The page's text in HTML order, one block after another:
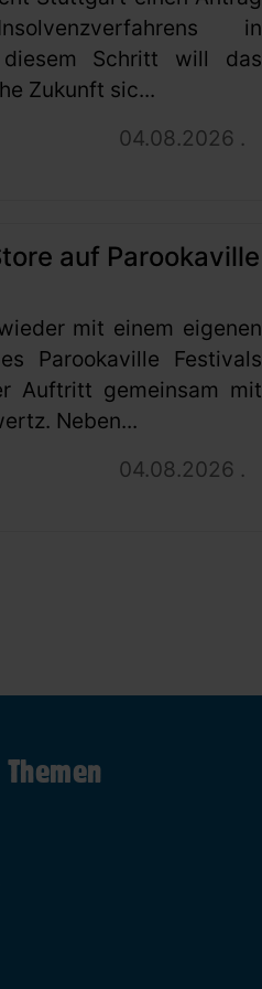
in
Schritt will das
Zukunft sic...
04.08.2026 .
auf Parookaville
mit einem eigenen
Parookaville Festivals
Auftritt gemeinsam mit
Neben...
04.08.2026 .